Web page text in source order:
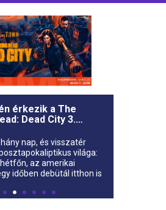
érkezik a The
Dead City 3.
nap, és visszatér
világa:
az amerikai
időben debütál itthon is
évada.